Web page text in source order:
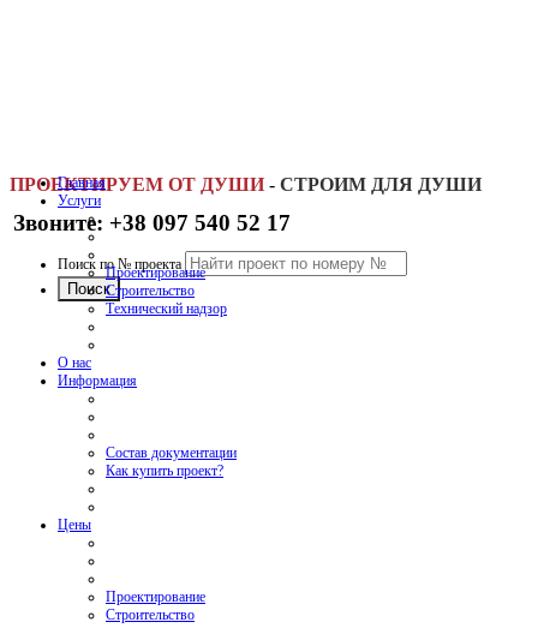
ПРОЕКТИРУЕМ ОТ ДУШИ - СТРОИМ ДЛЯ ДУШИ
Звоните: +38 097 540 52 17
Поиск по № проекта
Главная
Услуги
Проектирование
Строительство
Технический надзор
О нас
Информация
Состав документации
Как купить проект?
Цены
Проектирование
Строительство